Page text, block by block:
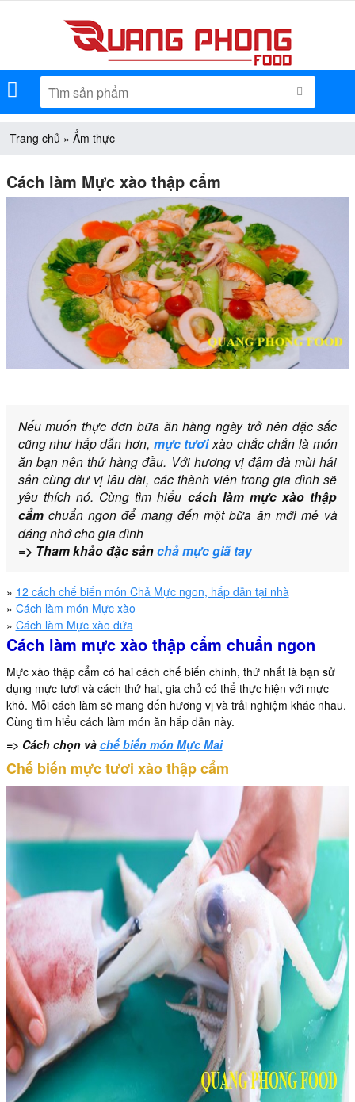
TÌM KIẾM
Trang chủ » Ẩm thực
Cách làm Mực xào thập cẩm
Nếu muốn thực đơn bữa ăn hàng ngày trở nên đặc sắc
cũng như hấp dẫn hơn, mực tươixào chắc chắn là món
ăn bạn nên thử hàng đầu. Với hương vị đậm đà mùi hải
sản cùng dư vị lâu dài, các thành viên trong gia đình sẽ
yêu thích nó. Cùng tìm hiểu cách làm mực xào thập
cẩmchuẩn ngon để mang đến một bữa ăn mới mẻ và
đáng nhớ cho gia đình
=> Tham khảo đặc sảnchả mực giã tay
» 12 cách chế biến món Chả Mực ngon, hấp dẫn tại nhà
» Cách làm món Mực xào
» Cách làm Mực xào dứa
Cách làm mực xào thập cẩm chuẩn ngon
Mực xào thập cẩm có hai cách chế biến chính, thứ nhất là bạn sử
dụng mực tươi và cách thứ hai, gia chủ có thể thực hiện với mực
khô. Mỗi cách làm sẽ mang đến hương vị và trải nghiệm khác nhau.
Cùng tìm hiểu cách làm món ăn hấp dẫn này.
=> Cách chọn và chế biến món Mực Mai
Chế biến mực tươi xào thập cẩm